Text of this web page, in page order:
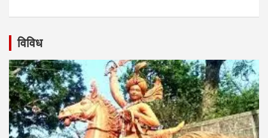
विविध